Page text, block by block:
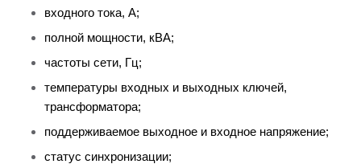
входного тока, А;
полной мощности, кВА;
частоты сети, Гц;
температуры входных и выходных ключей,
трансформатора;
поддерживаемое выходное и входное напряжение;
статус синхронизации;